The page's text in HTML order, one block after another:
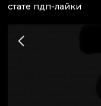
стате пдп-лайки